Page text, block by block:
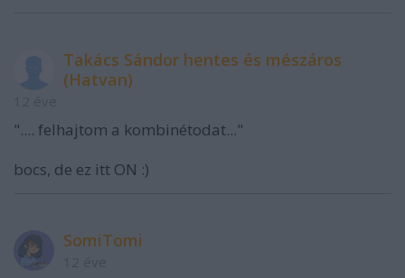
Takács Sándor hentes és mészáros
(Hatvan)
".... felhajtom a kombinétodat..."
bocs, de ez itt ON :)
SomiTomi